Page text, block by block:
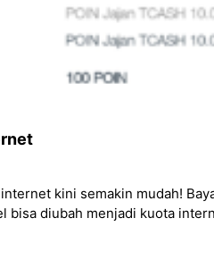
kini semakin mudah!
bisa diubah menjadi kuota